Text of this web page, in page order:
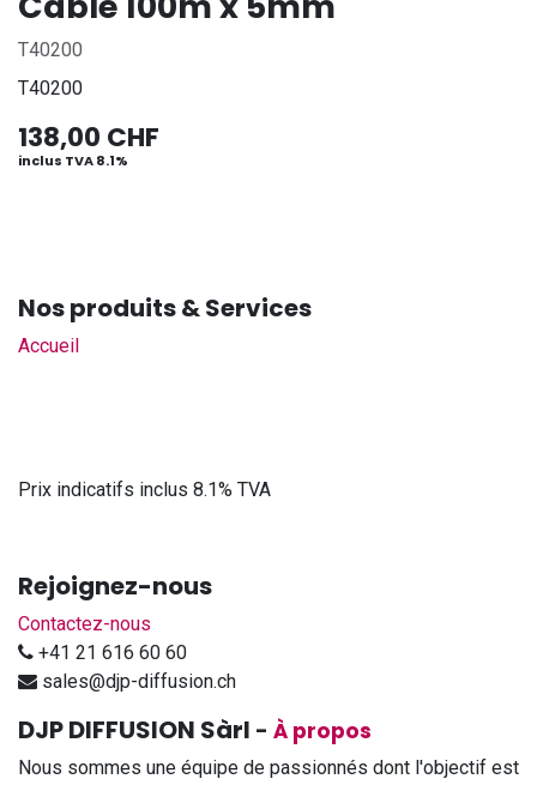
T40200
T40200
138,00 CHF
inclus TVA 8.1%
Nos produits & Services
Accueil
Prix indicatifs inclus 8.1% TVA
Rejoignez-nous
Contactez-nous
+41 21 616 60 60
sales@djp-diffusion.ch
DJP DIFFUSION Sàrl - À propos
Nous sommes une équipe de passionnés dont l'objectif est